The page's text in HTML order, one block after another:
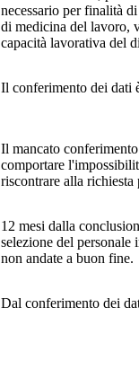
necessario per finalità
di medicina del lavoro,
capacità lavorativa del
Il conferimento dei dati
Il mancato
comportare
riscontrare alla richiesta
12 mesi dalla
selezione del personale
non andate a buon fine.
Dal conferimento dei